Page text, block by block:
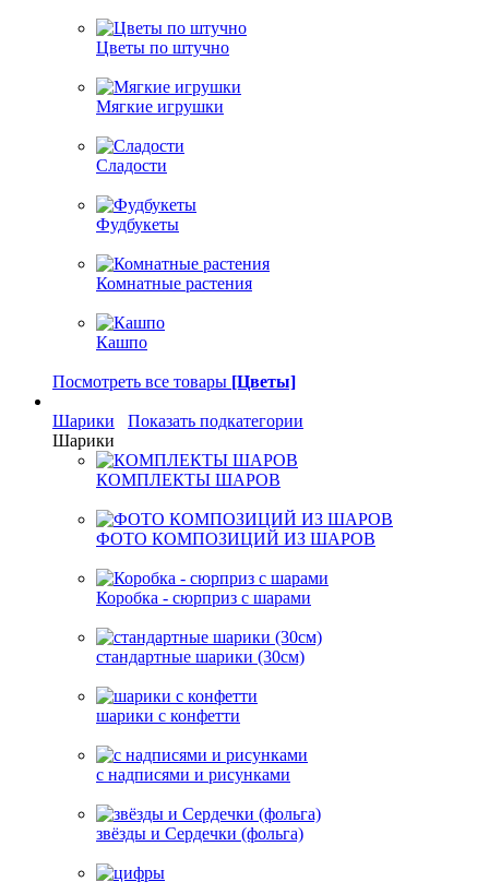
Цветы по штучно
Мягкие игрушки
Сладости
Фудбукеты
Комнатные растения
Кашпо
Посмотреть все товары [Цветы]
Шарики
Показать подкатегории
Шарики
КОМПЛЕКТЫ ШАРОВ
ФОТО КОМПОЗИЦИЙ ИЗ ШАРОВ
Коробка - сюрприз с шарами
стандартные шарики (30см)
шарики с конфетти
с надписями и рисунками
звёзды и Сердечки (фольга)